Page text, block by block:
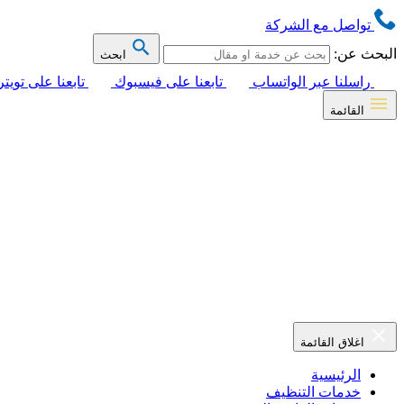
تواصل مع الشركة
البحث عن:
ابحث
راسلنا عبر الواتساب تابعنا على فيسبوك تابعنا على تويتر
القائمة
اغلاق القائمة
الرئيسية
خدمات التنظيف